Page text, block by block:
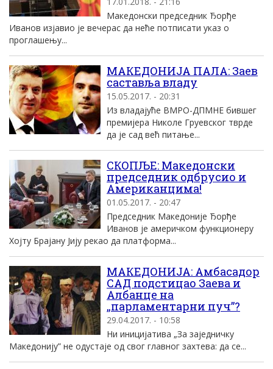
Македонски председник Ђорђе
Иванов изјавио је вечерас да неће потписати указ о
проглашењу...
МАКЕДОНИЈА ПАЛА: Заев
саставља владу
15.05.2017. - 20:31
Из владајуће ВМРО-ДПМНЕ бившег
премијера Николе Груевског тврде
да је сад већ питање...
СКОПЉЕ: Македонски
председник одбрусио и
Американцима!
01.05.2017. - 20:47
Председник Македоније Ђорђе
Иванов је америчком функционеру
Хојту Брајану Јију рекао да платформа...
МАКЕДОНИЈА: Амбасадор
САД подстицао Заева и
Албанце на
„парламентарни пуч”?
29.04.2017. - 10:58
Ни иницијатива „За заједничку
Македонију” не одустаје од свог главног захтева: да се...